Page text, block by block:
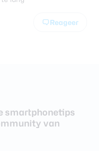
Reageer
smartphonetips
van